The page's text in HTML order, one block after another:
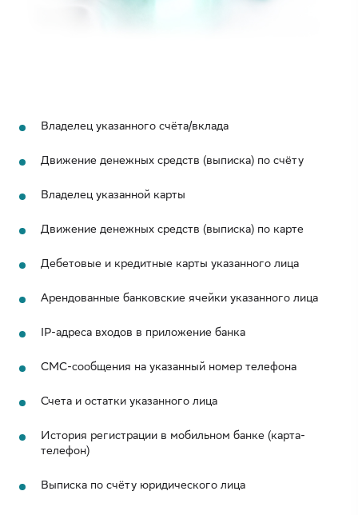
История регистрации в мобильном банке (карта-
Выписка по счёту юридического лица